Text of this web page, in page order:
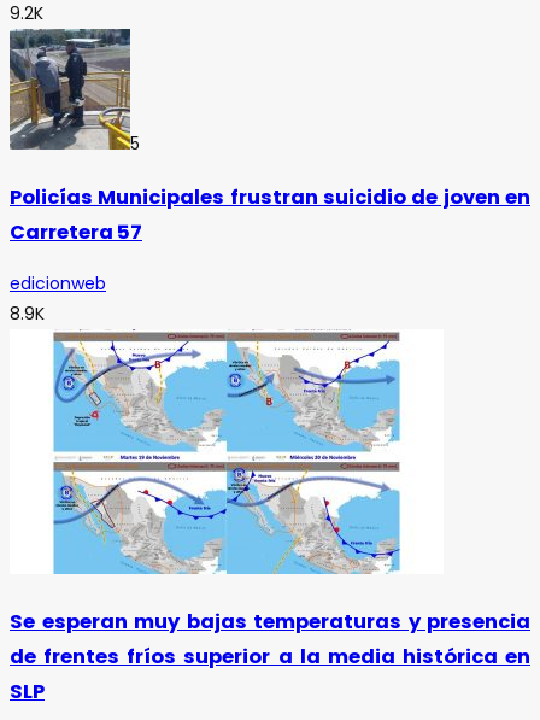
9.2K
5
Policías Municipales frustran suicidio de joven en
Carretera 57
edicionweb
8.9K
Se esperan muy bajas temperaturas y presencia
de frentes fríos superior a la media histórica en
SLP